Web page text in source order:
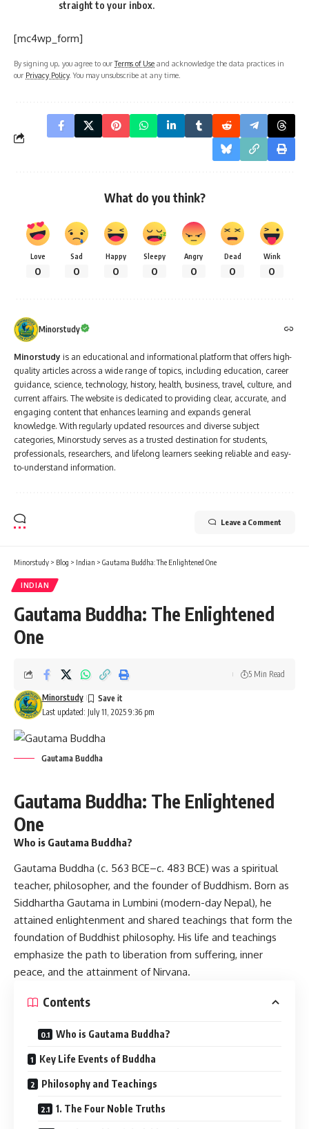
straight to your inbox.
[mc4wp_form]
By signing up, you agree to ourTerms of Use and acknowledge the data practices in
our Privacy Policy. You may unsubscribe at any time.
What do you think?
Love
0
Sad
0
Happy
0
Sleepy
0
Angry
0
Dead
0
Wink
0
Minorstudy
Minorstudy is an educational and informational platform that offers high-
quality articles across a wide range of topics, including education, career
guidance, science, technology, history, health, business, travel, culture, and
current affairs. The website is dedicated to providing clear, accurate, and
engaging content that enhances learning and expands general
knowledge. With regularly updated resources and diverse subject
categories, Minorstudy serves as a trusted destination for students,
professionals, researchers, and lifelong learners seeking reliable and easy-
to-understand information.
Leave a Comment
Minorstudy > Blog > Indian > Gautama Buddha: The Enlightened One
INDIAN
Gautama Buddha: The Enlightened
One
Last updated: July 11, 2025 9:36 pm
Minorstudy
5 Min Read
Gautama Buddha
Gautama Buddha: The Enlightened
One
Who is Gautama Buddha?
Gautama Buddha (c. 563 BCE–c. 483 BCE) was a spiritual
teacher, philosopher, and the founder of Buddhism. Born as
Siddhartha Gautama in Lumbini (modern-day Nepal), he
attained enlightenment and shared teachings that form the
foundation of Buddhist philosophy. His life and teachings
emphasize the path to liberation from suffering, inner
peace, and the attainment of Nirvana.
Contents
Who is Gautama Buddha?
Key Life Events of Buddha
Philosophy and Teachings
1. The Four Noble Truths